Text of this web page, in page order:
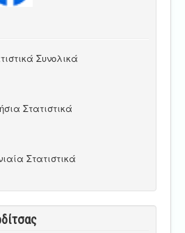
Συνολικά
Στατιστικά
Στατιστικά